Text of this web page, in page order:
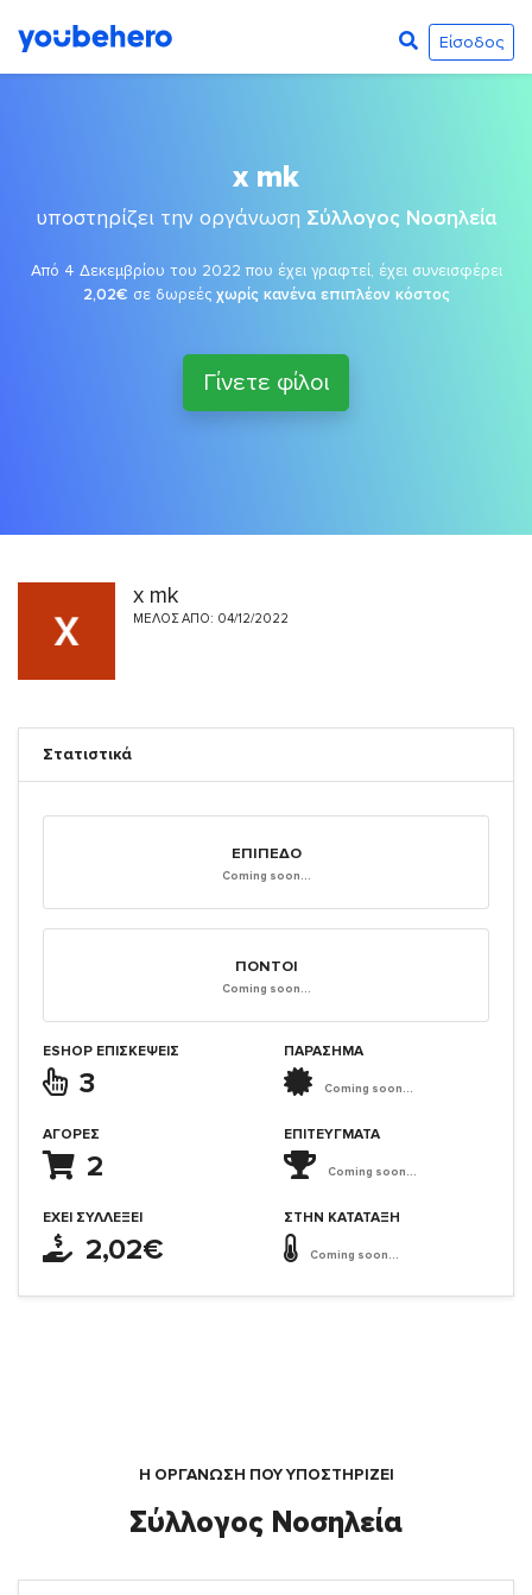
Είσοδος
x mk
υποστηρίζει την οργάνωση Σύλλογος Νοσηλεία
Από 4 Δεκεμβρίου του 2022 που έχει γραφτεί, έχει συνεισφέρει
2,02€ σε δωρεές χωρίς κανένα επιπλέον κόστος
Γίνετε φίλοι
x mk
ΜΈΛΟΣ ΑΠΌ: 04/12/2022
Στατιστικά
ΕΠΊΠΕΔΟ
Coming soon...
ΠΌΝΤΟΙ
Coming soon...
ESHOP ΕΠΙΣΚΈΨΕΙΣ
3
ΑΓΟΡΈΣ
2
ΈΧΕΙ ΣΥΛΛΈΞΕΙ
2,02€
ΠΑΡΑΣΗΜΑ
Coming soon...
ΕΠΙΤΕΎΓΜΑΤΑ
Coming soon...
ΣΤΗΝ ΚΑΤΆΤΑΞΗ
Coming soon...
Η ΟΡΓΆΝΩΣΗ ΠΟΥ ΥΠΟΣΤΗΡΙΖΕΙ
Σύλλογος Νοσηλεία